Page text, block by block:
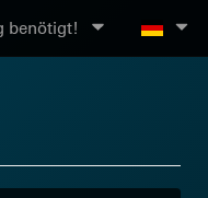
benötigt!